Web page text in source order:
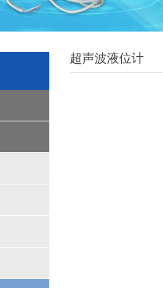
超声波液位计